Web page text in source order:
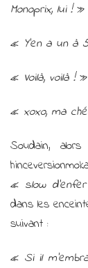
Monoprix, lui !»
« Y’en a un à
« Voilà, voilà !
« xoxo, ma
Soudain,
« slow d’enfer
dans les
suivant :
« Si il